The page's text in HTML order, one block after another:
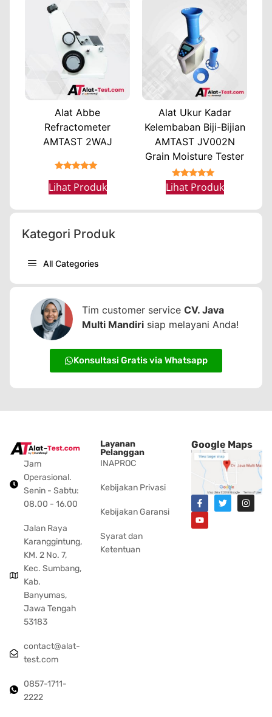
Alat Abbe
Refractometer
AMTAST 2WAJ
Lihat Produk
Alat Ukur Kadar
Kelembaban Biji-Bijian
AMTAST JV002N
Grain Moisture Tester
★★★★★
Lihat Produk
Kategori Produk
All Categories
Tim customer service CV. Java
Multi Mandiri siap melayani Anda!
Konsultasi Gratis via Whatsapp
Jam
Operasional.
Senin - Sabtu:
08.00 - 16.00
Jalan Raya
Karanggintung,
KM. 2 No. 7,
Kec. Sumbang,
Kab.
Banyumas,
Jawa Tengah
53183
contact@alat-
test.com
0857-1711-
2222
Layanan
Pelanggan
INAPROC
Kebijakan Privasi
Kebijakan Garansi
Syarat dan
Ketentuan
Google Maps